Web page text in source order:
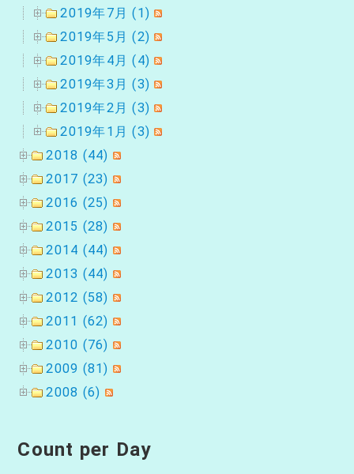
2019年7月 (1)
2019年5月 (2)
2019年4月 (4)
2019年3月 (3)
2019年2月 (3)
2019年1月 (3)
2018 (44)
2017 (23)
2016 (25)
2015 (28)
2014 (44)
2013 (44)
2012 (58)
2011 (62)
2010 (76)
2009 (81)
2008 (6)
Count per Day